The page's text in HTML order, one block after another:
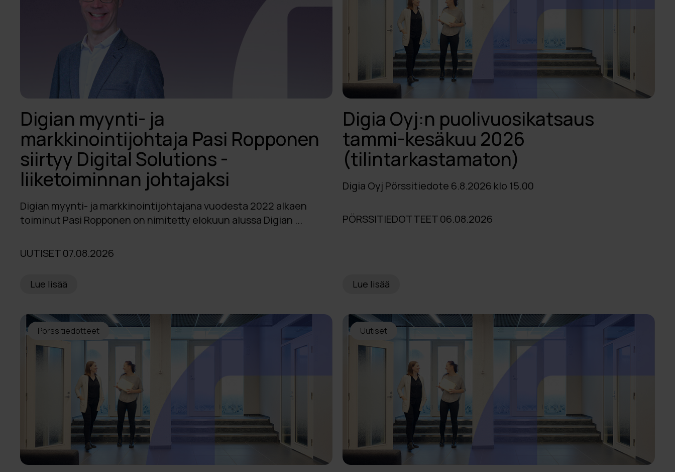
2018
2017
2016
2015
2014
Digian myynti- ja
markkinointijohtaja Pasi Ropponen
siirtyy Digital Solutions -
liiketoiminnan johtajaksi
Digian myynti- ja markkinointijohtajana vuodesta 2022 alkaen
toiminut Pasi Ropponen on nimitetty elokuun alussa Digian ...
UUTISET 07.08.2026
Lue lisää
Digia Oyj:n puolivuosikatsaus
tammi-kesäkuu 2026
(tilintarkastamaton)
Digia Oyj Pörssitiedote 6.8.2026 klo 15.00
PÖRSSITIEDOTTEET 06.08.2026
Lue lisää
Pörssitiedotteet Uutiset